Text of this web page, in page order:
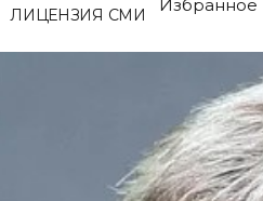
ЛИЦЕНЗИЯ СМИ Избранное